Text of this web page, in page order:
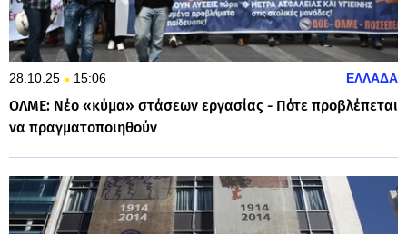
28.10.25 15:06 ΕΛΛΑΔΑ
ΟΛΜΕ: Νέο «κύμα» στάσεων εργασίας - Πότε προβλέπεται
να πραγματοποιηθούν